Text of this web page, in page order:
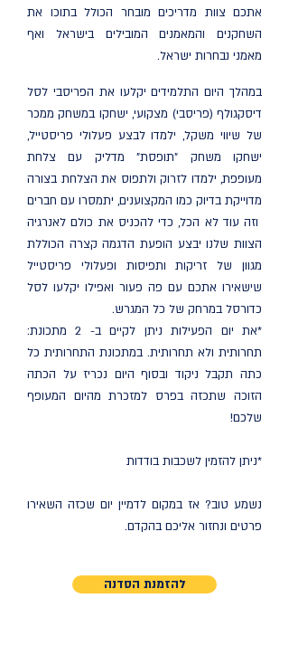
אתכם צוות מדריכים מובחר הכולל בתוכו את
השחקנים והמאמנים המובילים בישראל ואף
מאמני נבחרות ישראל.
במהלך היום התלמידים יקלעו את הפריסבי לסל
דיסקגולף (פריסבי) מצקועי, ישחקו במשחק ממכר
של שיווי משקל, ילמדו לבצע פעלולי פריסטייל,
ישחקו משחק "תופסת" מדליק עם צלחת
מעופפת, ילמדו לזרוק ולתפוס את הצלחת בצורה
מדוייקת בדיוק כמו המקצוענים, יתמסרו עם חברים
וזה עוד לא הכל, כדי להכניס את כולם לאנרגיה
הצוות שלנו יבצע הופעת הדגמה קצרה הכוללת
מגוון של זריקות ותפיסות ופעלולי פריסטייל
שישאירו אתכם עם פה פעור ואפילו יקלעו לסל
כדורסל במרחק של כל המגרש.
*את יום הפעילות ניתן לקיים ב- 2 מתכונת:
תחרותית ולא תחרותית. במתכונת התחרותית כל
כתה תקבל ניקוד ובסוף היום נכריז על הכתה
הזוכה שתכזה בפרס למזכרת מהיום המעופף
שלכם!
*ניתן להזמין לשכבות בודדות
נשמע טוב? אז במקום לדמיין יום שכזה השאירו
פרטים ונחזור אליכם בהקדם.
להזמנת הסדנה